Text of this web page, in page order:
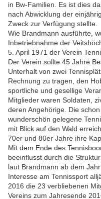
in Bw-Familien. Es ist dies
nach Abwicklung der
Zweck zur Verfügung stellte.
Wie Brandmann ausführte,
Inbetriebnahme der
5. April 1971 der Verein
Der Verein sollte 45 Jahre
Unterhalt von zwei
Rechnung zu tragen, den
sportliche und gesellige
Mitglieder waren Soldaten,
deren Angehörige. Die
wunderschön gelegene
mit Blick auf den Wald
70er und 80er Jahre ihre
Mit dem Ende des
beeinflusst durch die
laut Brandmann ab dem
Interesse am Tennissport
2016 die 23 verbliebenen
Vereins zum Jahresende